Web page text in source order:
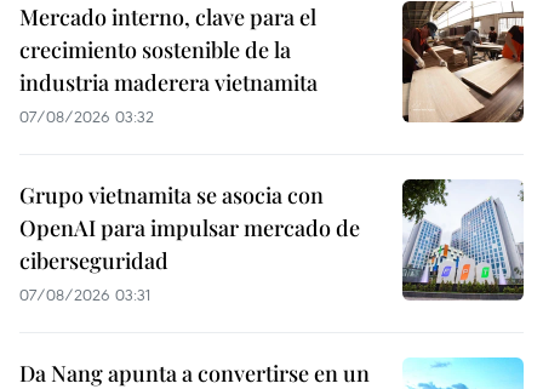
Mercado interno, clave para el
crecimiento sostenible de la
industria maderera vietnamita
07/08/2026 03:32
Grupo vietnamita se asocia con
OpenAI para impulsar mercado de
ciberseguridad
07/08/2026 03:31
Da Nang apunta a convertirse en un